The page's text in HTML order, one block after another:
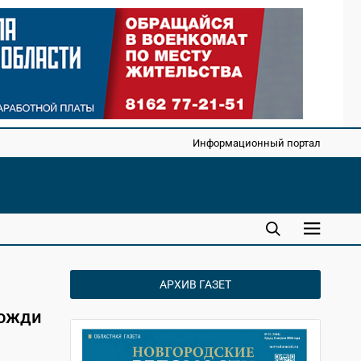
Информационный портал
АРХИВ ГАЗЕТ